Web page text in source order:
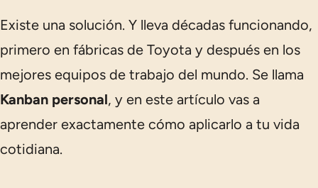
Existe una solución. Y lleva décadas funcionando,
primero en fábricas de Toyota y después en los
mejores equipos de trabajo del mundo. Se llama
Kanban personal, y en este artículo vas a
aprender exactamente cómo aplicarlo a tu vida
cotidiana.